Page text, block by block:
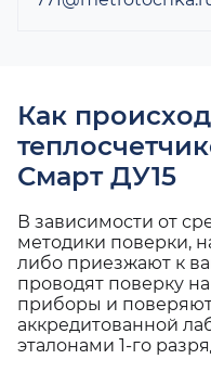
Как
Смарт ДУ15
В зависимости от
методики поверки,
либо приезжают к
проводят поверку
приборы и
аккредитованной
эталонами 1-го